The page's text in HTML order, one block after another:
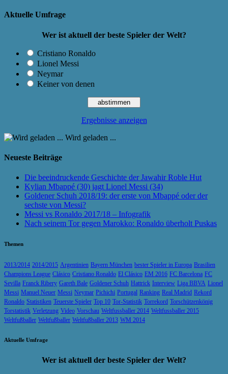
Aktuelle Umfrage
Wer ist aktuell der beste Spieler der Welt?
Cristiano Ronaldo
Lionel Messi
Neymar
Keiner von denen
Ergebnisse anzeigen
Wird geladen ...
Neueste Beiträge
Die beeindruckende Geschichte der Jawahir Roble Hut
Kylian Mbappé (30) jagt Lionel Messi (34)
Goldener Schuh 2018/19: der erste von Mbappé oder der
sechste von Messi?
Messi vs Ronaldo 2017/18 – Infografik
Nach seinem Tor gegen Marokko: Ronaldo überholt Puskas
Themen
2013/2014 2014/2015 Argentinien Bayern München bester Spieler in Europa Brasilien
Champions League Clásico Cristiano Ronaldo El Clásico EM 2016 FC Barcelona FC
Sevilla Franck Ribery Gareth Bale Goldener Schuh Hattrick Interview Liga BBVA Lionel
Messi Manuel Neuer Messi Neymar Pichichi Portugal Ranking Real Madrid Rekord
Ronaldo Statistiken Teuerste Spieler Top 10 Tor-Statistik Torrekord Torschützenkönig
Torstatistik Verletzung Video Vorschau Weltfussballer 2014 Weltfussballer 2015
Weltfußballer Weltfußballer Weltfußballer 2013 WM 2014
Aktuelle Umfrage
Wer ist aktuell der beste Spieler der Welt?